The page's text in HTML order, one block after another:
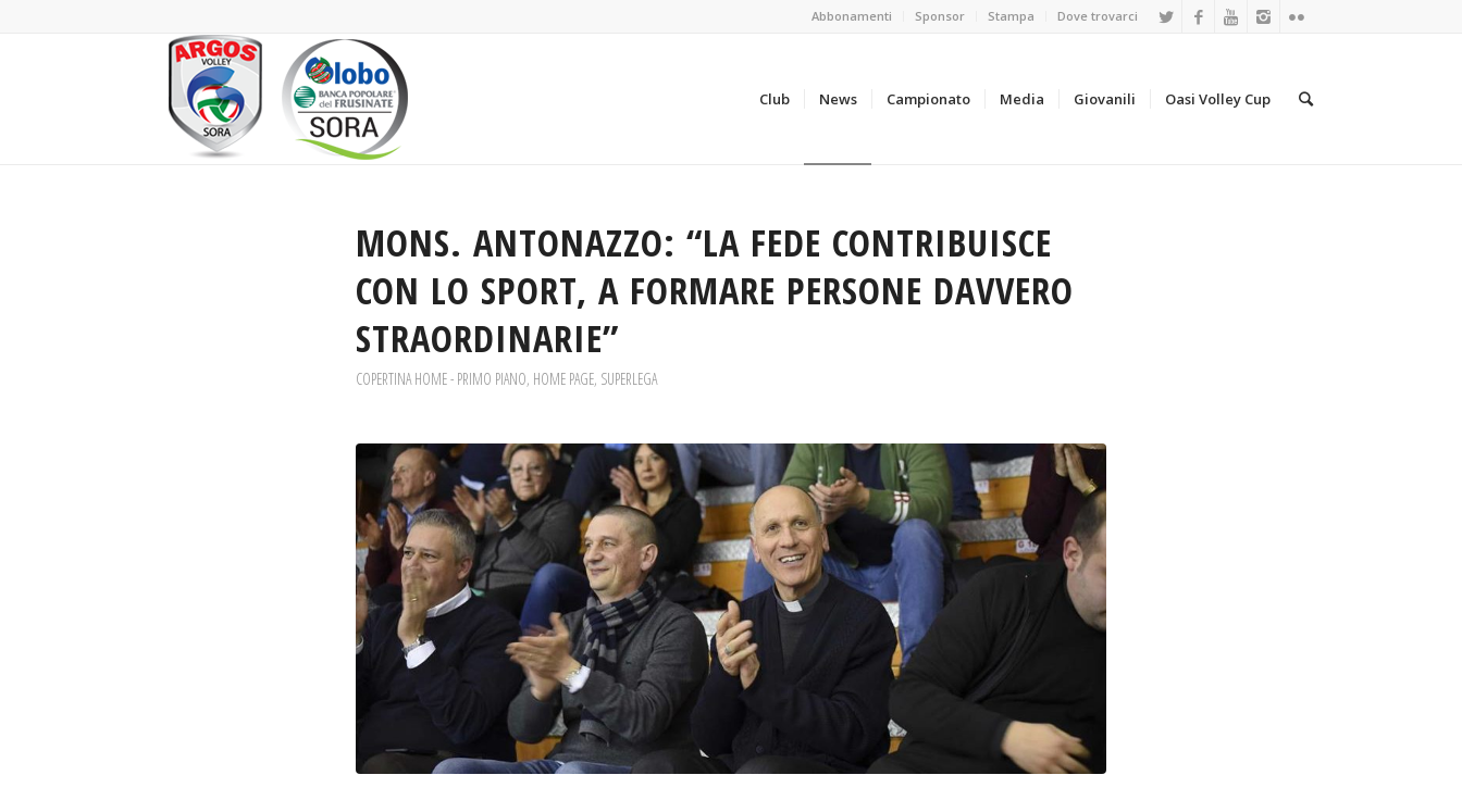
Abbonamenti Sponsor Stampa Dove trovarci
Club News Campionato Media Giovanili Oasi Volley Cup
MONS. ANTONAZZO: “LA FEDE CONTRIBUISCE
CON LO SPORT, A FORMARE PERSONE DAVVERO
STRAORDINARIE”
COPERTINA HOME - PRIMO PIANO, HOME PAGE, SUPERLEGA